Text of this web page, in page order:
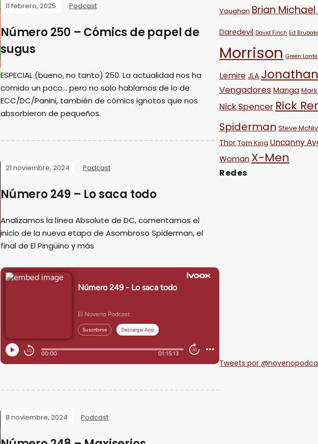
11 febrero, 2025 Podcast
Número 250 – Cómics de papel de
sugus
ESPECIAL (bueno, no tanto) 250. La actualidad nos ha
comido un poco... pero no solo hablamos de lo de
ECC/DC/Panini, también de cómics ignotos que nos
absorbieron de pequeños.
21 noviembre, 2024 Podcast
Número 249 – Lo saca todo
Analizamos la línea Absolute de DC, comentamos el
inicio de la nueva etapa de Asombroso Spiderman, el
final de El Pingüino y más
8 noviembre, 2024 Podcast
Vaughan Brian
Daredevil David Finch Ed
Morrison Green
Lemire JLA
Vengadores Manga
Nick Spencer Rick
Spiderman Steve
Thor Tom King Uncanny
Woman X-Men
Redes
Tweets por